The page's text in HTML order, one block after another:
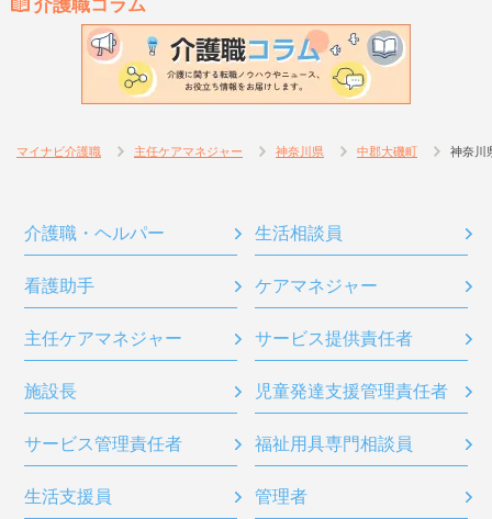
介護職コラム
マイナビ介護職 主任ケアマネジャー 神奈川県 中郡大磯町 神奈川
介護職・ヘルパー 生活相談員
看護助手 ケアマネジャー
主任ケアマネジャー サービス提供責任者
施設長 児童発達支援管理責任者
サービス管理責任者 福祉用具専門相談員
生活支援員 管理者